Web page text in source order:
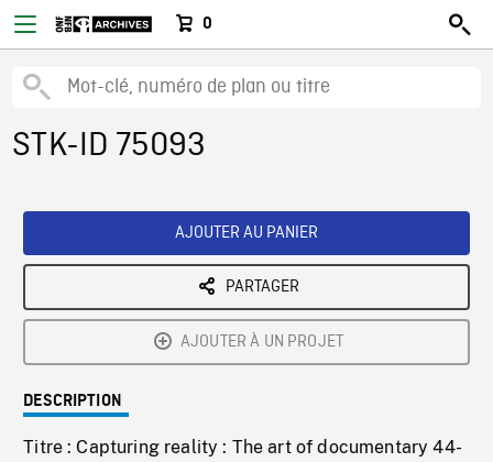
0
STK-ID 75093
AJOUTER AU PANIER
PARTAGER
AJOUTER À UN PROJET
DESCRIPTION
Titre : Capturing reality : The art of documentary 44-